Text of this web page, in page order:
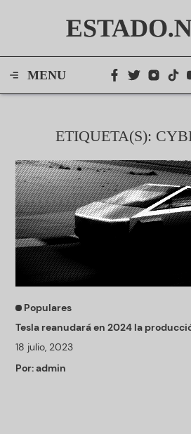
MENU
ETIQUETA(S):
Populares
Tesla reanudará en 2024 la
18 julio, 2023
Por:admin